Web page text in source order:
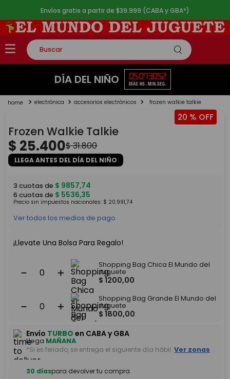
Envíos gratis a partir de $39.999 (CABA y GBA*)
Buscar
TÉRMINOS MÁS BUSCADOS
2.
lego
4.
monopatin
. toy story
DÍA DEL NIÑO 05
DÍAS
07
HS.
30
MIN.
51
SEG.
electrónica accesorios electrónicos frozen walkie talkie
20 %
Frozen Walkie Talkie
$ 25.400$31.800
LLEGA ANTES DEL DÍA DEL NIÑO
3 cuotas de $ 9857,74
6 cuotas de $ 5536,35
Precio sin impuestos nacionales: $ 20.991,74
Ver todos los medios de pago
¡Llevate Una Bolsa Para Regalo!
＋
－
Shopping Bag Chica El Mundo del
Juguete
$ 1200,00
＋
－
Shopping Bag Grande El Mundo del
Juguete
$ 1800,00
Envío TURBO en CABA y GBA
Llega MAÑANA
*Si es feriado, se entrega el siguiente día hábil. Ver zonas
30 díaspara devolver tu compra